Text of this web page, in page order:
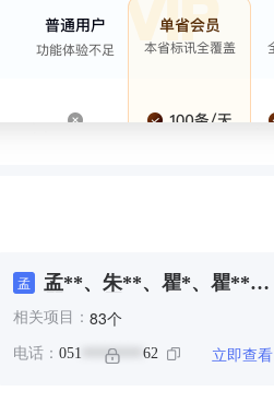
孟
孟**、朱**、瞿*、瞿**、
相关项目： 83个
电话： 051 ******** 62 立即查看